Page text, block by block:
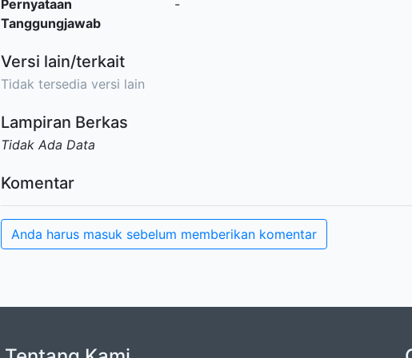
Pernyataan
Tanggungjawab
-
Versi lain/terkait
Tidak tersedia versi lain
Lampiran Berkas
Tidak Ada Data
Komentar
Anda harus masuk sebelum memberikan komentar